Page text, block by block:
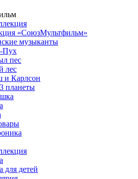
«СоюзМультфильм»
музыканты
Пух
пес
лес
Карлсон
планеты
для детей